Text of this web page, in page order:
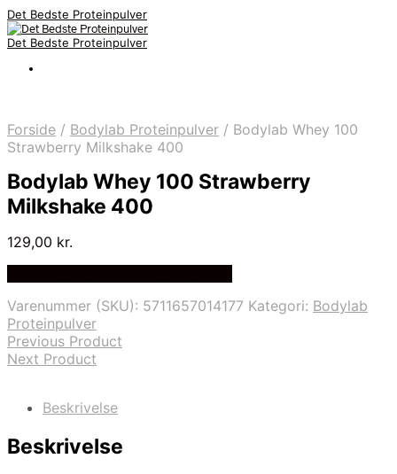
Det Bedste Proteinpulver
Det Bedste Proteinpulver
Forside / Bodylab Proteinpulver / Bodylab Whey 100
Strawberry Milkshake 400
Bodylab Whey 100 Strawberry
Milkshake 400
129,00 kr.
Varenummer (SKU): 5711657014177 Kategori: Bodylab
Proteinpulver
Previous Product
Next Product
Beskrivelse
Beskrivelse